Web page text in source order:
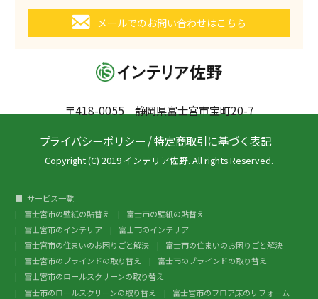
〒418-0055 静岡県富士宮市宝町20-7
メールでのお問い合わせはこちら
プライバシーポリシー /特定商取引に基づく表記
Copyright (C) 2019 インテリア佐野. All rights Reserved.
サービス一覧
富士宮市の壁紙の貼替え
富士市の壁紙の貼替え
富士宮市のインテリア
富士市のインテリア
富士宮市の住まいのお困りごと解決
富士市の住まいのお困りごと解決
富士宮市のブラインドの取り替え
富士市のブラインドの取り替え
富士宮市のロールスクリーンの取り替え
富士市のロールスクリーンの取り替え
富士宮市のフロア床のリフォーム